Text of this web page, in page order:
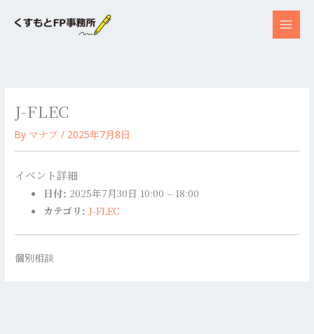
J-FLEC
By マナブ/ 2025年7月8日
イベント詳細
日付: 2025年7月30日 10:00 – 18:00
カテゴリ: J-FLEC
個別相談